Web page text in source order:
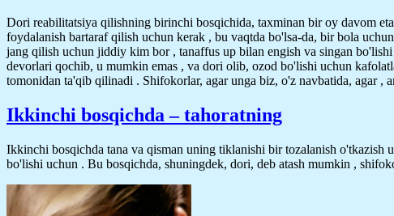
Dori reabilitatsiya qilishning birinchi bosqichida, taxminan bir oy davom
foydalanish bartaraf qilish uchun kerak , bu vaqtda bo'lsa-da, bir bola
jang qilish uchun jiddiy kim bor , tanaffus up bilan engish va singan
devorlari qochib, u mumkin emas , va dori olib, ozod bo'lishi uchun
tomonidan ta'qib qilinadi . Shifokorlar, agar unga biz, o'z navbatida, agar
Ikkinchi bosqichda – tahoratning
Ikkinchi bosqichda tana va qisman uning tiklanishi bir tozalanish o'tkazish
bo'lishi uchun . Bu bosqichda, shuningdek, dori, deb atash mumkin ,